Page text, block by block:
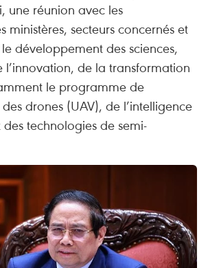
une réunion avec les
ministères, secteurs concernés et
développement des sciences,
l’innovation, de la transformation
le programme de
drones (UAV), de l’intelligence
technologies de semi-